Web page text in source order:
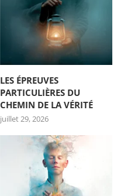
LES ÉPREUVES
PARTICULIÈRES DU
CHEMIN DE LA VÉRITÉ
juillet 29, 2026